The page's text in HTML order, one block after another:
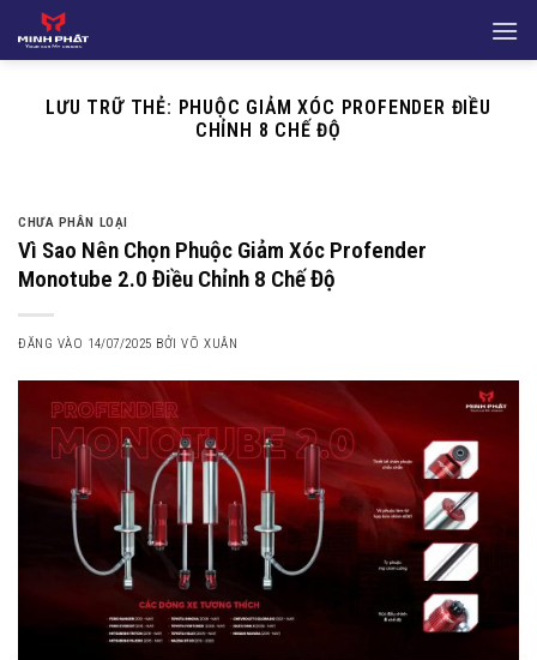
qua
LƯU TRỮ THẺ: PHUỘC GIẢM XÓC PROFENDER ĐIỀU
CHỈNH 8 CHẾ ĐỘ
CHƯA PHÂN LOẠI
Vì Sao Nên Chọn Phuộc Giảm Xóc Profender
Monotube 2.0 Điều Chỉnh 8 Chế Độ
ĐĂNG VÀO 14/07/2025 BỞIVÕ XUÂN